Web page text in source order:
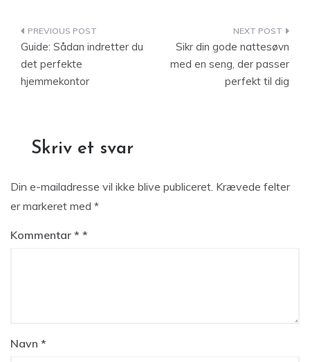
Indlægsnavigation
Guide: Sådan indretter du
det perfekte
hjemmekontor
Sikr din gode nattesøvn
med en seng, der passer
perfekt til dig
Skriv et svar
Din e-mailadresse vil ikke blive publiceret. Krævede felter
er markeret med *
Kommentar *
Navn *